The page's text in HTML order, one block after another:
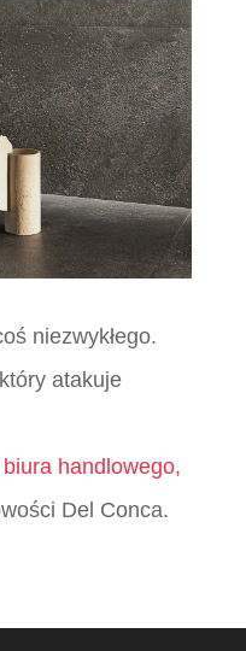
niezwykłego.
atakuje
biura handlowego,
Del Conca.